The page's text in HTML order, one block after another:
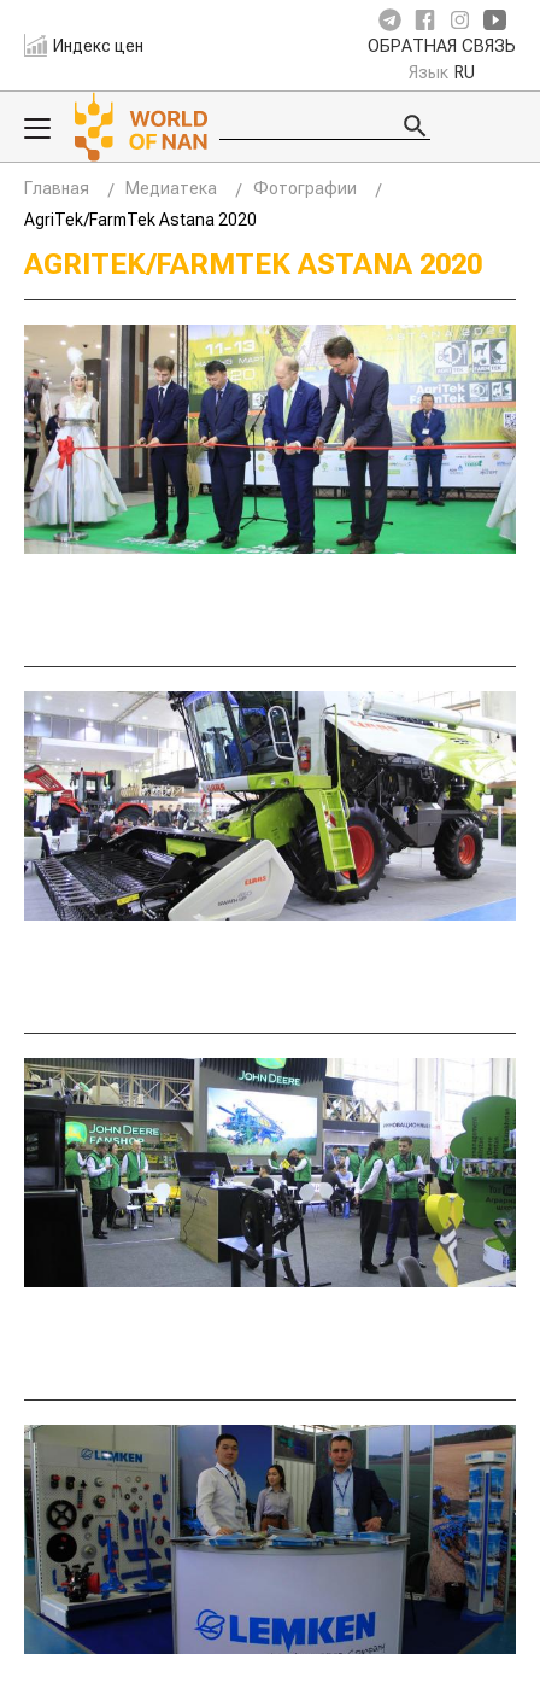
Индекс цен ОБРАТНАЯ СВЯЗЬ
Язык RU
Главная Медиатека
Фотографии
AgriTek/FarmTek Astana 2020
AGRITEK/FARMTEK ASTANA 2020